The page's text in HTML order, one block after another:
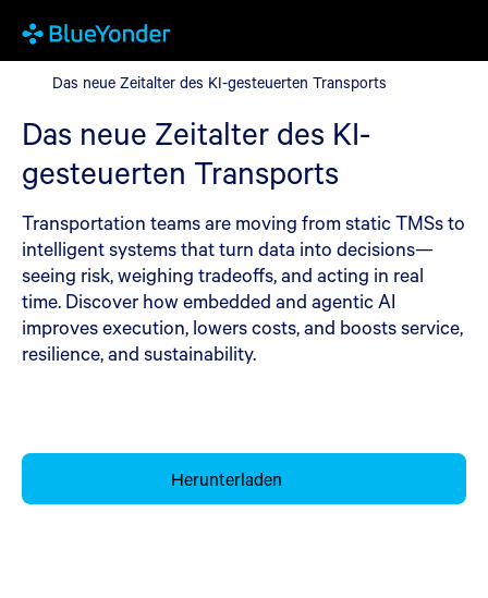
Das neue Zeitalter des KI-gesteuerten Transports
Das neue Zeitalter des KI-gesteuerten Transports
Das neue Zeitalter des KI-
gesteuerten Transports
Transportation teams are moving from static TMSs to
intelligent systems that turn data into decisions—
seeing risk, weighing tradeoffs, and acting in real
time. Discover how embedded and agentic AI
improves execution, lowers costs, and boosts service,
resilience, and sustainability.
Herunterladen